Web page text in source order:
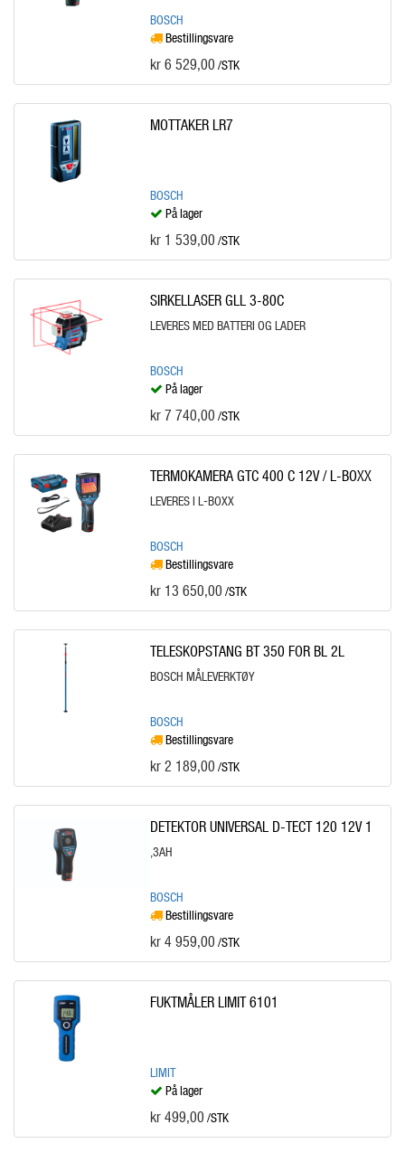
BOSCH
Bestillingsvare
kr 6 529,00 /STK
MOTTAKER LR7
BOSCH
På lager
kr 1 539,00 /STK
SIRKELLASER GLL 3-80C
LEVERES MED BATTERI OG LADER
BOSCH
På lager
kr 7 740,00 /STK
TERMOKAMERA GTC 400 C 12V / L-BOXX
LEVERES I L-BOXX
BOSCH
Bestillingsvare
kr 13 650,00 /STK
TELESKOPSTANG BT 350 FOR BL 2L
BOSCH MÅLEVERKTØY
BOSCH
Bestillingsvare
kr 2 189,00 /STK
DETEKTOR UNIVERSAL D-TECT 120 12V 1
,3AH
BOSCH
Bestillingsvare
kr 4 959,00 /STK
FUKTMÅLER LIMIT 6101
LIMIT
På lager
kr 499,00 /STK